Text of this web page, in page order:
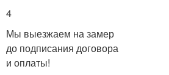
4
Мы выезжаем на замер
до подписания договора
и оплаты!